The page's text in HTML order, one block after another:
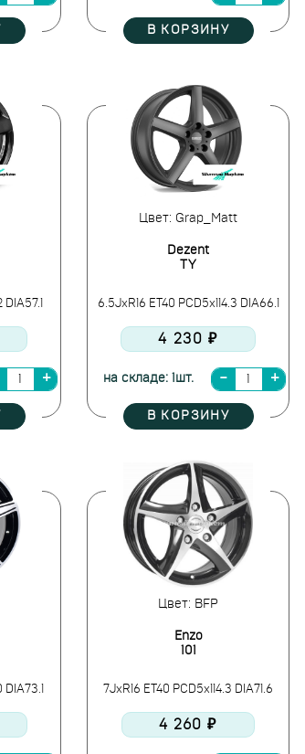
В КОРЗИНУ
DIA57.1
Цвет: Grap_Matt
Dezent
TY
6.5JxR16 ET40 PCD5x114.3 DIA66.1
4 230 ₽
на складе: 1шт.
В КОРЗИНУ
Цвет: BFP
Enzo
101
7JxR16 ET40 PCD5x114.3 DIA71.6
4 260 ₽